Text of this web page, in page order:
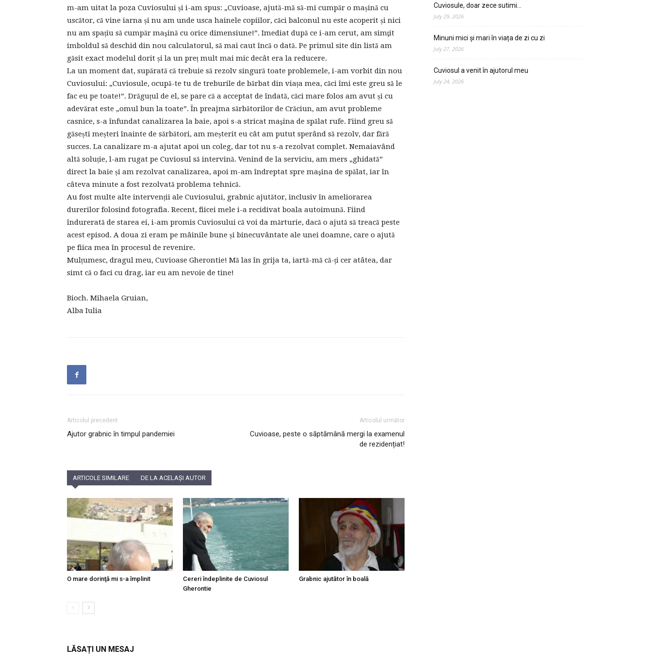
m-am uitat la poza Cuviosului și i-am spus: „Cuvioase, ajută-mă să-mi cumpăr o mașină cu
uscător, că vine iarna și nu am unde usca hainele copiilor, căci balconul nu este acoperit și nici
nu am spațiu să cumpăr maşină cu orice dimensiune!”. Imediat după ce i-am cerut, am simţit
imboldul să deschid din nou calculatorul, să mai caut încă o dată. Pe primul site din listă am
găsit exact modelul dorit și la un preț mult mai mic decât era la reducere.
La un moment dat, supărată că trebuie să rezolv singură toate problemele, i-am vorbit din nou
Cuviosului: „Cuviosule, ocupă-te tu de treburile de bărbat din viața mea, căci îmi este greu să le
fac eu pe toate!”. Drăguțul de el, se pare că a acceptat de îndată, căci mare folos am avut și cu
adevărat este „omul bun la toate”. În preajma sărbătorilor de Crăciun, am avut probleme
casnice, s-a înfundat canalizarea la baie, apoi s-a stricat maşina de spălat rufe. Fiind greu să
găsești meșteri înainte de sărbători, am meșterit eu cât am putut sperând să rezolv, dar fără
succes. La canalizare m-a ajutat apoi un coleg, dar tot nu s-a rezolvat complet. Nemaiavând
altă soluție, l-am rugat pe Cuviosul să intervină. Venind de la serviciu, am mers „ghidată”
direct la baie și am rezolvat canalizarea, apoi m-am îndreptat spre maşina de spălat, iar în
câteva minute a fost rezolvată problema tehnică.
Au fost multe alte intervenții ale Cuviosului, grabnic ajutător, inclusiv în ameliorarea
durerilor folosind fotografia. Recent, fiicei mele i-a recidivat boala autoimună. Fiind
îndurerată de starea ei, i-am promis Cuviosului că voi da mărturie, dacă o ajută să treacă peste
acest episod. A doua zi eram pe mâinile bune și binecuvântate ale unei doamne, care o ajută
pe fiica mea în procesul de revenire.
Mulțumesc, dragul meu, Cuvioase Gherontie! Mă las în grija ta, iartă-mă că-ți cer atâtea, dar
simt că o faci cu drag, iar eu am nevoie de tine!
Bioch. Mihaela Gruian,
Alba Iulia
Articolul precedent
Ajutor grabnic în timpul pandemiei
Articolul următor
Cuvioase, peste o săptămână mergi la examenul
de rezidențiat!
ARTICOLE SIMILARE DE LA ACELAȘI AUTOR
O mare dorinţă mi s-a împlinit
Cereri îndeplinite de Cuviosul
Gherontie
Grabnic ajutător în boală
LĂSAȚI UN MESAJ
Cuviosule, doar zece sutimi…
July 29, 2026
Minuni mici și mari în viața de zi cu zi
July 27, 2026
Cuviosul a venit în ajutorul meu
July 24, 2026